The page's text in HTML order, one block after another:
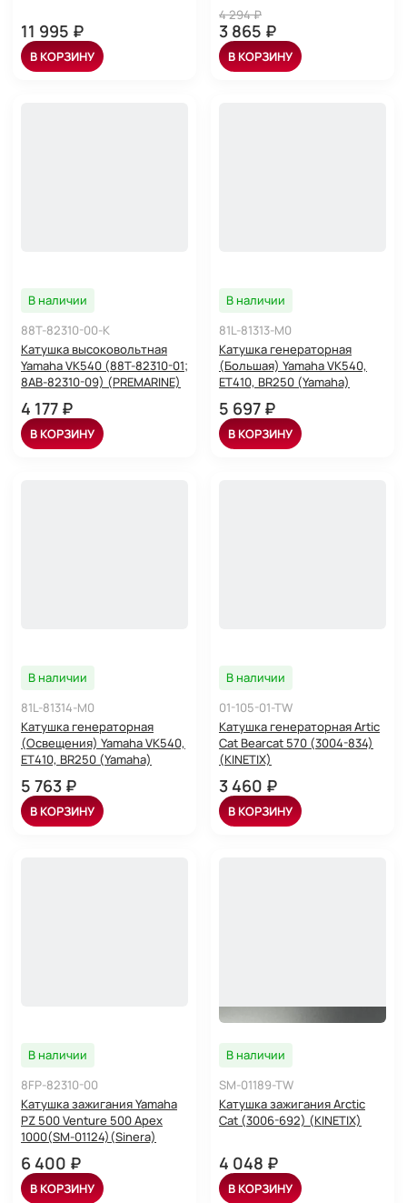
11 995 ₽
В КОРЗИНУ
4 294 ₽
3 865 ₽
В КОРЗИНУ
В наличии
88T-82310-00-K
Катушка высоковольтная
Yamaha VK540 (88T-82310-01;
8AB-82310-09) (PREMARINE)
4 177 ₽
В КОРЗИНУ
В наличии
81L-81313-M0
Катушка генераторная
(Большая) Yamaha VK540,
ET410, BR250 (Yamaha)
5 697 ₽
В КОРЗИНУ
В наличии
81L-81314-M0
Катушка генераторная
(Освещения) Yamaha VK540,
ET410, BR250 (Yamaha)
5 763 ₽
В КОРЗИНУ
В наличии
01-105-01-TW
Катушка генераторная Artic
Cat Bearcat 570 (3004-834)
(KINETIX)
3 460 ₽
В КОРЗИНУ
В наличии
8FP-82310-00
Катушка зажигания Yamaha
PZ 500 Venture 500 Apex
1000(SM-01124)(Sinera)
6 400 ₽
В КОРЗИНУ
В наличии
SM-01189-TW
Катушка зажигания Arctic
Cat (3006-692) (KINETIX)
4 048 ₽
В КОРЗИНУ